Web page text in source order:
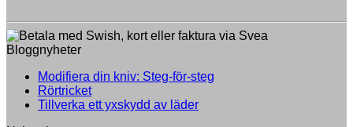
Bloggnyheter
Modifiera din kniv: Steg-för-steg
RörtricketInga
kommentarer
Tillverka ett yxskydd av läderInga